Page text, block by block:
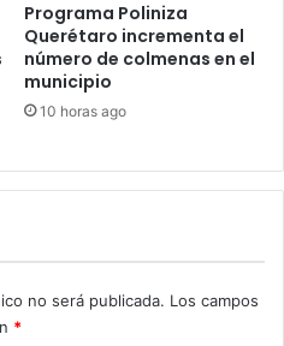
Programa Poliniza
Querétaro incrementa el
número de colmenas en el
municipio
10 horas ago
no será publicada. Los campos
*